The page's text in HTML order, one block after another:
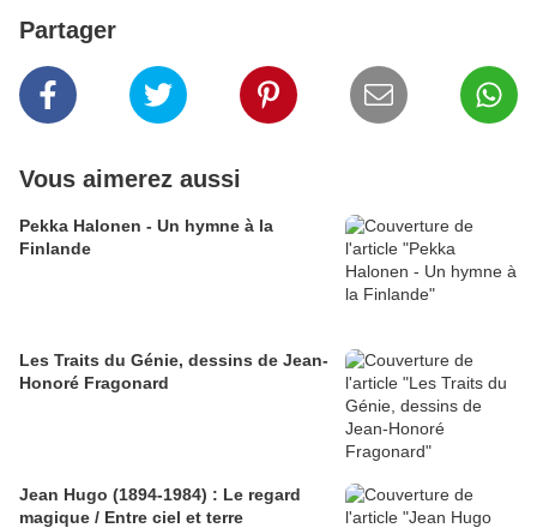
Partager
Vous aimerez aussi
Pekka Halonen - Un hymne à la
Finlande
Les Traits du Génie, dessins de Jean-
Honoré Fragonard
Jean Hugo (1894-1984) : Le regard
magique / Entre ciel et terre